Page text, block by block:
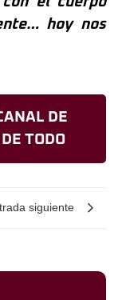
hoy nos
DE
TODO
siguiente